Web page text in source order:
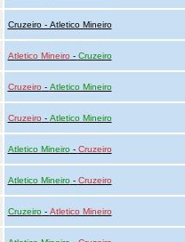
Cruzeiro - Atletico Mineiro
Atletico Mineiro - Cruzeiro
Cruzeiro - Atletico Mineiro
Cruzeiro - Atletico Mineiro
Atletico Mineiro- Cruzeiro
Atletico Mineiro- Cruzeiro
Cruzeiro- Atletico Mineiro